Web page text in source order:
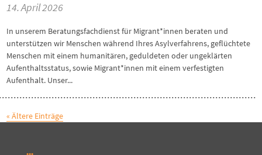
14. April 2026
In unserem Beratungsfachdienst für Migrant*innen beraten und
unterstützen wir Menschen während Ihres Asylverfahrens, geflüchtete
Menschen mit einem humanitären, geduldeten oder ungeklärten
Aufenthaltsstatus, sowie Migrant*innen mit einem verfestigten
Aufenthalt. Unser...
« Ältere Einträge